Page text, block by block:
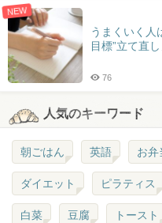
NEW
うまくいく人
目標”立て直
76
人気のキーワード
朝ごはん 英語 お弁
ダイエット ピラティス
白菜 豆腐 トースト